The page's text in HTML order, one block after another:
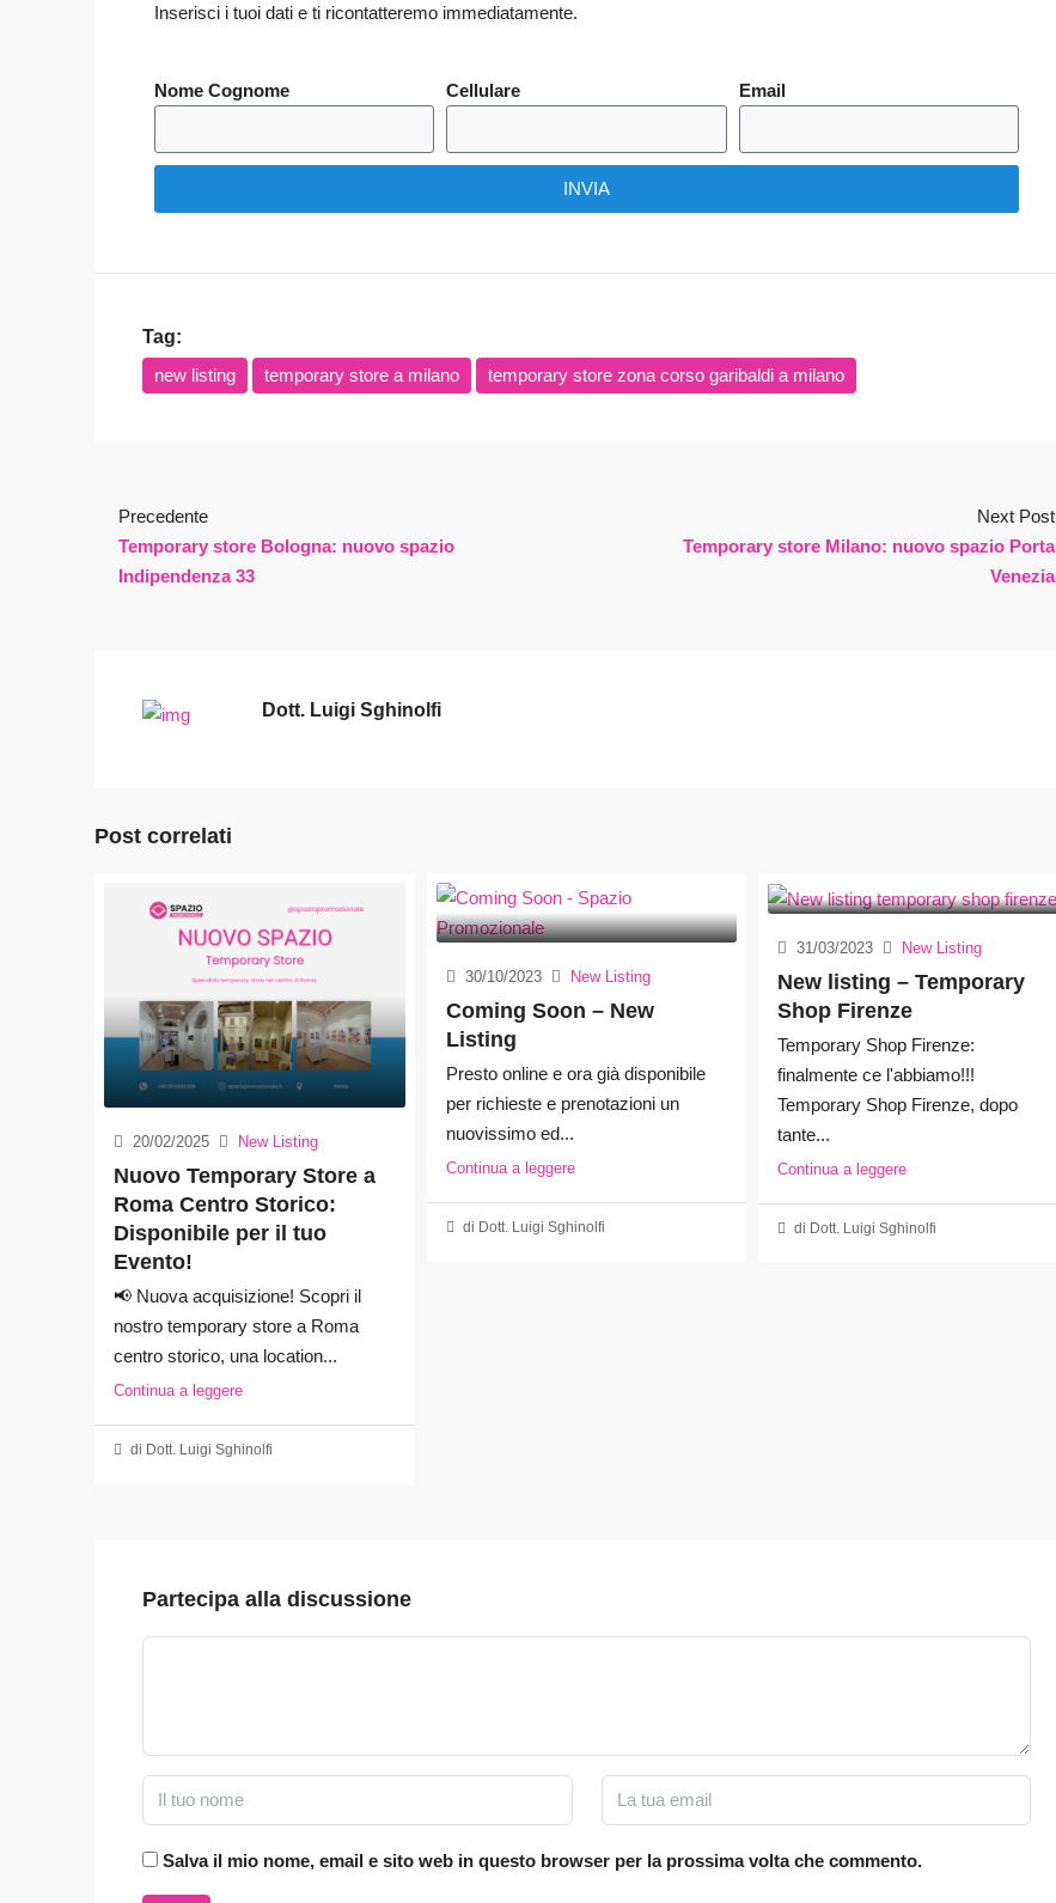
Inserisci i tuoi dati e ti ricontatteremo immediatamente.
Nome Cognome Cellulare Email
INVIA
Tag:
new listing
temporary store a milano temporary store zona corso garibaldi a milano
Precedente
Temporary store Bologna: nuovo spazio
Indipendenza 33
Next Post
Temporary store Milano: nuovo spazio Porta
Venezia
Dott. Luigi Sghinolfi
Post correlati
20/02/2025 New Listing
Nuovo Temporary Store a
Roma Centro Storico:
Disponibile per il tuo
Evento!
📢 Nuova acquisizione! Scopri il
nostro temporary store a Roma
centro storico, una location...
Continua a leggere
di Dott. Luigi Sghinolfi
30/10/2023 New Listing
Coming Soon – New
Listing
Presto online e ora già disponibile
per richieste e prenotazioni un
nuovissimo ed...
Continua a leggere
di Dott. Luigi Sghinolfi
31/03/2023 New Listing
New listing – Temporary
Shop Firenze
Temporary Shop Firenze:
finalmente ce l'abbiamo!!!
Temporary Shop Firenze, dopo
tante...
Continua a leggere
di Dott. Luigi Sghinolfi
Partecipa alla discussione
Salva il mio nome, email e sito web in questo browser per la prossima volta che commento.